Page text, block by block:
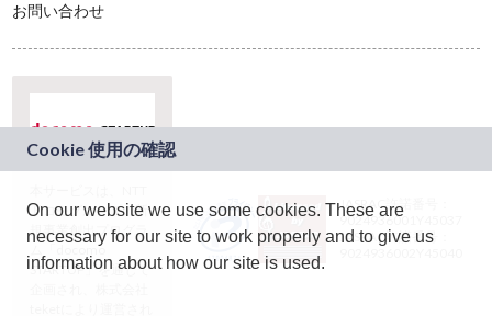
お問い合わせ
ドコモグループの新
規事業創出プログラ
ム「docomo
STARTUP」を通じて
JASRAC許諾番号：
9024936001Y45037
JASRAC許諾番号：
On our website we use some cookies. These are
necessary for our site to work properly and to give us
information about how our site is used.